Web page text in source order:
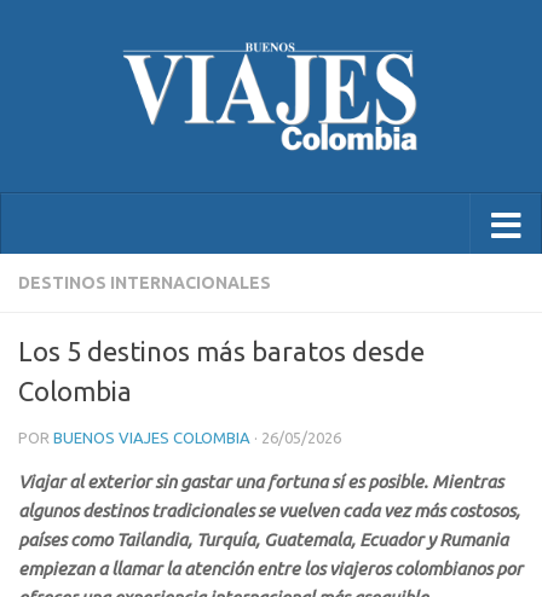
DESTINOS INTERNACIONALES
Los 5 destinos más baratos desde
Colombia
POR BUENOS VIAJES COLOMBIA · 26/05/2026
Viajar al exterior sin gastar una fortuna sí es posible. Mientras
algunos destinos tradicionales se vuelven cada vez más costosos,
países como Tailandia, Turquía, Guatemala, Ecuador y Rumania
empiezan a llamar la atención entre los viajeros colombianos por